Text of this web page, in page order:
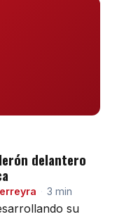
delantero
· 3 min
su